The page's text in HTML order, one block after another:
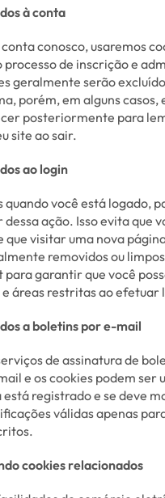
à conta
conosco, usaremos
de inscrição e
geralmente serão
porém, em alguns casos,
posteriormente para
site ao sair.
ao login
quando você está logado,
ação. Isso evita que
visitar uma nova
removidos ou
garantir que você
e áreas restritas ao efetuar
a boletins por e-mail
de assinatura de
e os cookies podem ser
está registrado e se deve
válidas apenas
cookies relacionados